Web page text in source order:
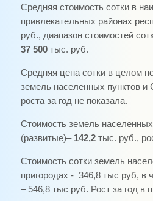
Средняя стоимость сотки в
привлекательных районах
руб., диапазон стоимостей
37 500тыс. руб.
Средняя цена сотки в целом
земель населенных пунктов
роста за год не показала.
Стоимость земель
(развитые)– 142,2тыс. руб.,
Стоимость сотки земель
пригородах - 346,8 тыс руб, в
– 546,8 тыс руб. Рост за год в